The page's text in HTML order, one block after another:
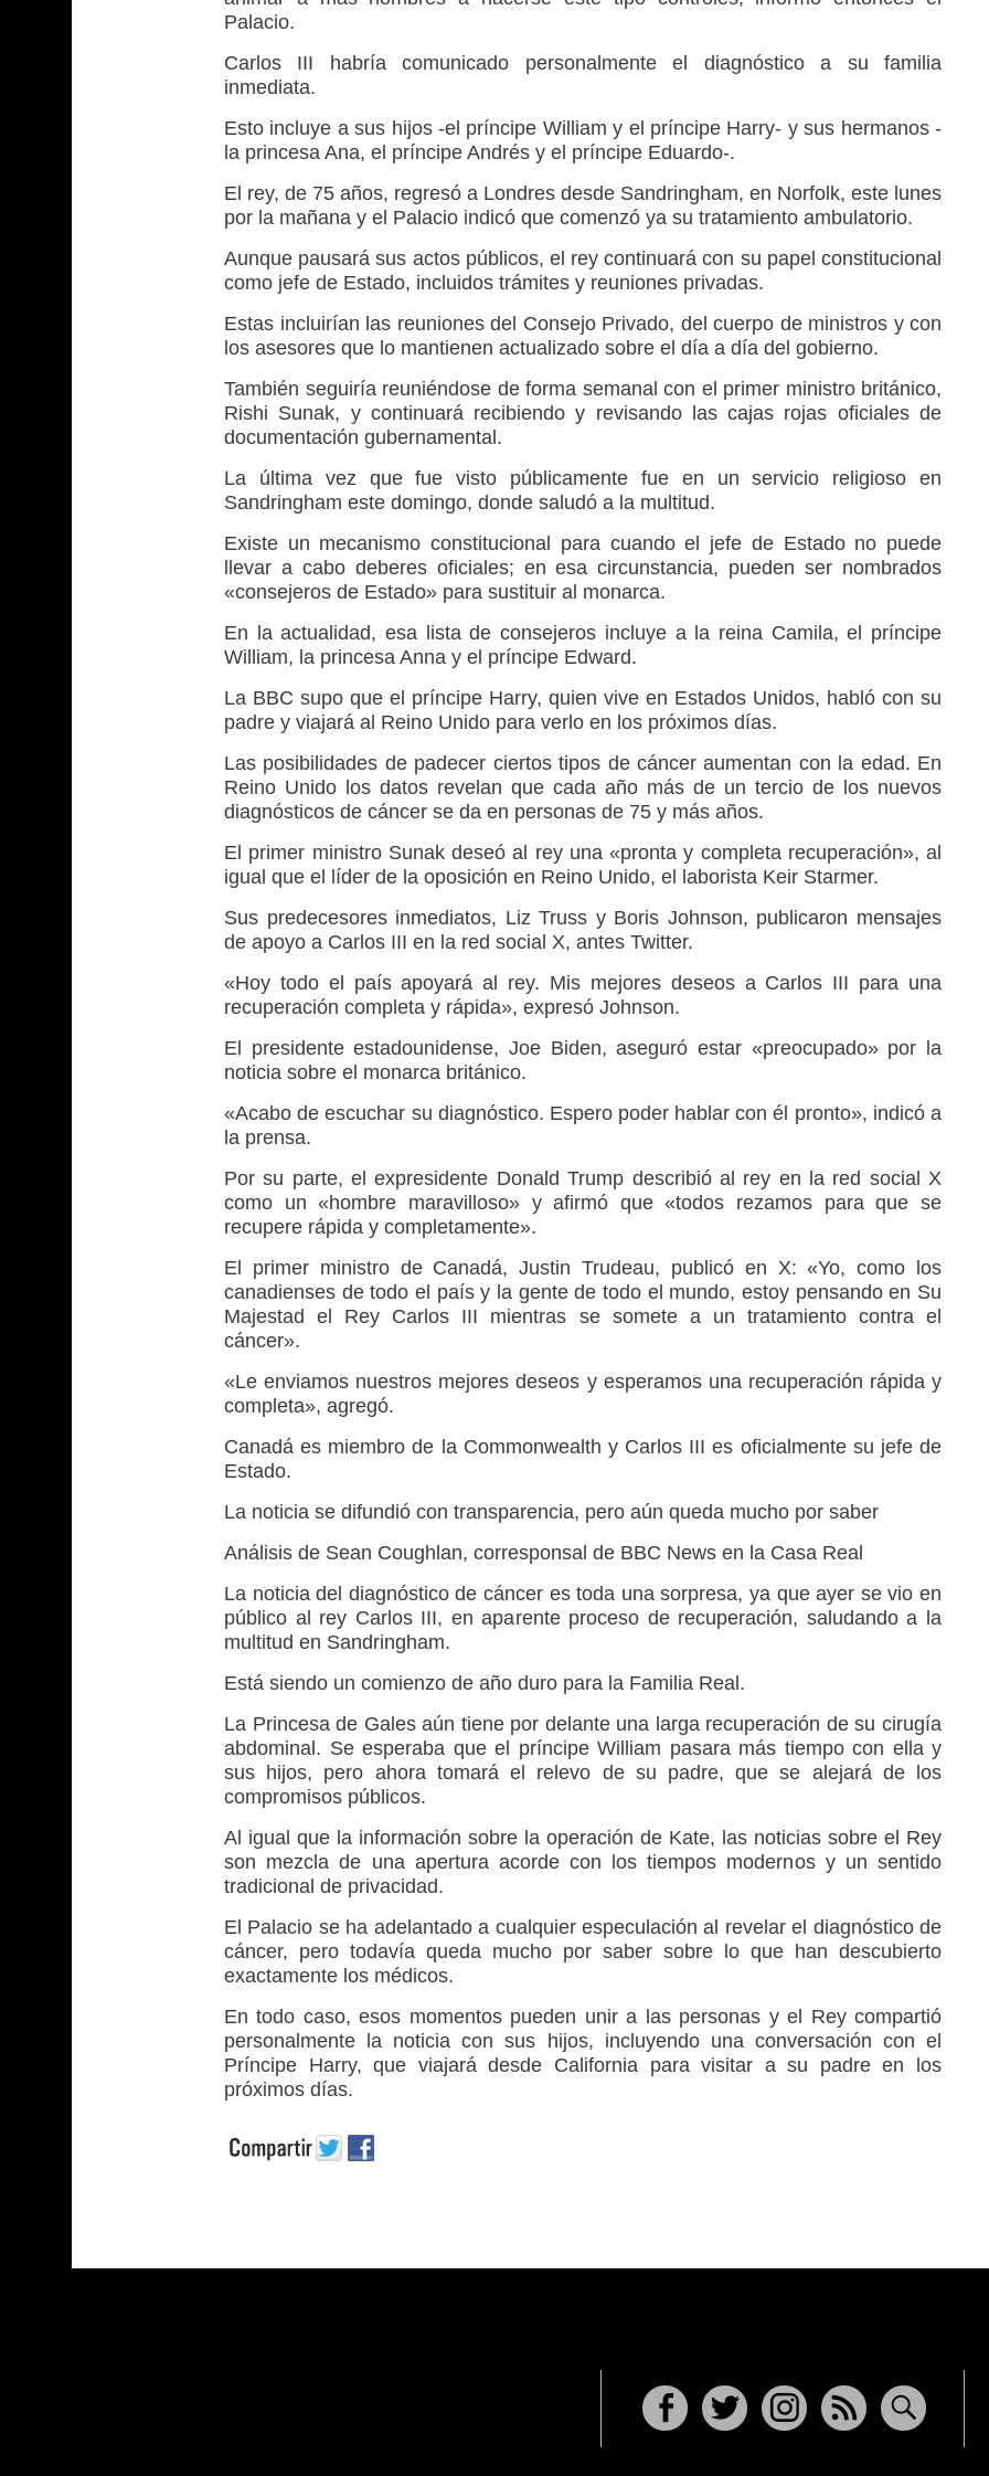
Palacio.
Carlos III habría comunicado personalmente el diagnóstico a su familia
inmediata.
Esto incluye a sus hijos -el príncipe William y el príncipe Harry- y sus hermanos -
la princesa Ana, el príncipe Andrés y el príncipe Eduardo-.
El rey, de 75 años, regresó a Londres desde Sandringham, en Norfolk, este lunes
por la mañana y el Palacio indicó que comenzó ya su tratamiento ambulatorio.
Aunque pausará sus actos públicos, el rey continuará con su papel constitucional
como jefe de Estado, incluidos trámites y reuniones privadas.
Estas incluirían las reuniones del Consejo Privado, del cuerpo de ministros y con
los asesores que lo mantienen actualizado sobre el día a día del gobierno.
También seguiría reuniéndose de forma semanal con el primer ministro británico,
Rishi Sunak, y continuará recibiendo y revisando las cajas rojas oficiales de
documentación gubernamental.
La última vez que fue visto públicamente fue en un servicio religioso en
Sandringham este domingo, donde saludó a la multitud.
Existe un mecanismo constitucional para cuando el jefe de Estado no puede
llevar a cabo deberes oficiales; en esa circunstancia, pueden ser nombrados
«consejeros de Estado» para sustituir al monarca.
En la actualidad, esa lista de consejeros incluye a la reina Camila, el príncipe
William, la princesa Anna y el príncipe Edward.
La BBC supo que el príncipe Harry, quien vive en Estados Unidos, habló con su
padre y viajará al Reino Unido para verlo en los próximos días.
Las posibilidades de padecer ciertos tipos de cáncer aumentan con la edad. En
Reino Unido los datos revelan que cada año más de un tercio de los nuevos
diagnósticos de cáncer se da en personas de 75 y más años.
El primer ministro Sunak deseó al rey una «pronta y completa recuperación», al
igual que el líder de la oposición en Reino Unido, el laborista Keir Starmer.
Sus predecesores inmediatos, Liz Truss y Boris Johnson, publicaron mensajes
de apoyo a Carlos III en la red social X, antes Twitter.
«Hoy todo el país apoyará al rey. Mis mejores deseos a Carlos III para una
recuperación completa y rápida», expresó Johnson.
El presidente estadounidense, Joe Biden, aseguró estar «preocupado» por la
noticia sobre el monarca británico.
«Acabo de escuchar su diagnóstico. Espero poder hablar con él pronto», indicó a
la prensa.
​Por su parte, el expresidente Donald Trump describió al rey en la red social X
como un «hombre maravilloso» y afirmó que «todos rezamos para que se
recupere rápida y completamente».
El primer ministro de Canadá, Justin Trudeau, publicó en X: «Yo, como los
canadienses de todo el país y la gente de todo el mundo, estoy pensando en Su
Majestad el Rey Carlos III mientras se somete a un tratamiento contra el
cáncer».
«Le enviamos nuestros mejores deseos y esperamos una recuperación rápida y
completa», agregó.
Canadá es miembro de la Commonwealth y Carlos III es oficialmente su jefe de
Estado.
La noticia se difundió con transparencia, pero aún queda mucho por saber
Análisis de Sean Coughlan, corresponsal de BBC News en la Casa Real
La noticia del diagnóstico de cáncer es toda una sorpresa, ya que ayer se vio en
público al rey Carlos III, en aparente proceso de recuperación, saludando a la
multitud en Sandringham.
Está siendo un comienzo de año duro para la Familia Real.
La Princesa de Gales aún tiene por delante una larga recuperación de su cirugía
abdominal. Se esperaba que el príncipe William pasara más tiempo con ella y
sus hijos, pero ahora tomará el relevo de su padre, que se alejará de los
compromisos públicos.
Al igual que la información sobre la operación de Kate, las noticias sobre el Rey
son mezcla de una apertura acorde con los tiempos modernos y un sentido
tradicional de privacidad.
El Palacio se ha adelantado a cualquier especulación al revelar el diagnóstico de
cáncer, pero todavía queda mucho por saber sobre lo que han descubierto
exactamente los médicos.
En todo caso, esos momentos pueden unir a las personas y el Rey compartió
personalmente la noticia con sus hijos, incluyendo una conversación con el
Príncipe Harry, que viajará desde California para visitar a su padre en los
próximos días.